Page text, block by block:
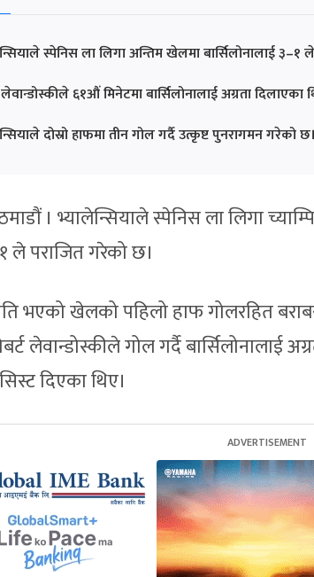
स्पेनिस ला लिगा अन्तिम खेलमा बार्सिलोनालाई ३–१
लेवान्डोस्कीले ६१औं मिनेटमा बार्सिलोनालाई अग्रता दिलाएका
दोस्रो हाफमा तीन गोल गर्दै उत्कृष्ट पुनरागमन गरेको छ।
। भ्यालेन्सियाले स्पेनिस ला लिगा
ले पराजित गरेको छ।
भएको खेलको पहिलो हाफ गोलरहित
लेवान्डोस्कीले गोल गर्दै बार्सिलोनालाई
दिएका थिए।